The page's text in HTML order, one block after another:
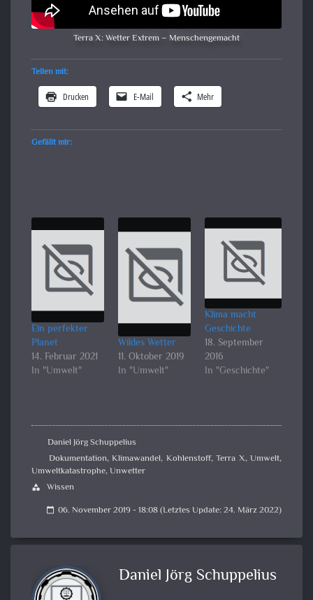
Terra X: Wetter Extrem – Menschengemacht
Teilen mit:
Drucken E-Mail Mehr
Gefällt mir:
Ein perfekter
Planet
14. Februar 2021
In "Umwelt"
Wildes Wetter
11. Oktober 2019
In "Umwelt"
Klima macht
Geschichte
18. September
2016
In "Geschichte"
Daniel Jörg Schuppelius
Dokumentation,Klimawandel, Kohlenstoff,Terra X,Umwelt,
Umweltkatastrophe,Unwetter
category Wissen
calendar_today 06. November 2019 - 18:08 (Letztes Update: 24. März 2022)
Daniel Jörg Schuppelius